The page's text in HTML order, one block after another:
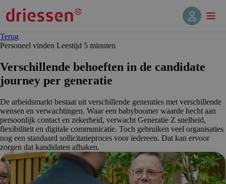
Terug
Personeel vinden Leestijd 5 minuten
Verschil­lende behoeften in de candidate
journey per generatie
De arbeidsmarkt bestaat uit verschillende generaties met verschillende
wensen en verwachtingen. Waar een babyboomer waarde hecht aan
persoonlijk contact en zekerheid, verwacht Generatie Z snelheid,
flexibiliteit en digitale communicatie. Toch gebruiken veel organisaties
nog een standaard sollicitatieproces voor iedereen. Dat kan ervoor
zorgen dat kandidaten afhaken.